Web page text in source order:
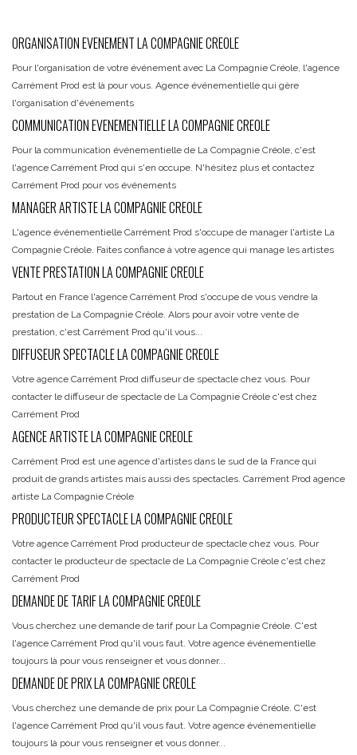
ORGANISATION EVENEMENT LA COMPAGNIE CREOLE
Pour l'organisation de votre événement avec La Compagnie Créole, l'agence
Carrément Prod est là pour vous. Agence événementielle qui gère
l'organisation d'événements
COMMUNICATION EVENEMENTIELLE LA COMPAGNIE CREOLE
Pour la communication événementielle de La Compagnie Créole, c'est
l'agence Carrément Prod qui s'en occupe. N'hésitez plus et contactez
Carrément Prod pour vos événements
MANAGER ARTISTE LA COMPAGNIE CREOLE
L'agence événementielle Carrément Prod s'occupe de manager l'artiste La
Compagnie Créole. Faites confiance à votre agence qui manage les artistes
VENTE PRESTATION LA COMPAGNIE CREOLE
Partout en France l'agence Carrément Prod s'occupe de vous vendre la
prestation de La Compagnie Créole. Alors pour avoir votre vente de
prestation, c'est Carrément Prod qu'il vous...
DIFFUSEUR SPECTACLE LA COMPAGNIE CREOLE
Votre agence Carrément Prod diffuseur de spectacle chez vous. Pour
contacter le diffuseur de spectacle de La Compagnie Créole c'est chez
Carrément Prod
AGENCE ARTISTE LA COMPAGNIE CREOLE
Carrément Prod est une agence d'artistes dans le sud de la France qui
produit de grands artistes mais aussi des spectacles. Carrément Prod agence
artiste La Compagnie Créole
PRODUCTEUR SPECTACLE LA COMPAGNIE CREOLE
Votre agence Carrément Prod producteur de spectacle chez vous. Pour
contacter le producteur de spectacle de La Compagnie Créole c'est chez
Carrément Prod
DEMANDE DE TARIF LA COMPAGNIE CREOLE
Vous cherchez une demande de tarif pour La Compagnie Créole. C'est
l'agence Carrément Prod qu'il vous faut. Votre agence événementielle
toujours là pour vous renseigner et vous donner...
DEMANDE DE PRIX LA COMPAGNIE CREOLE
Vous cherchez une demande de prix pour La Compagnie Créole. C'est
l'agence Carrément Prod qu'il vous faut. Votre agence événementielle
toujours là pour vous renseigner et vous donner...